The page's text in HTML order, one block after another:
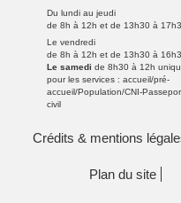
Du lundi au jeudi
de 8h à 12h et de 13h30 à
Le vendredi
de 8h à 12h et de 13h30 à
Le samedi de 8h30 à 12h
pour les services : accueil/pré-
accueil/Population/CNI-
civil
Crédits & mentions
Plan du site